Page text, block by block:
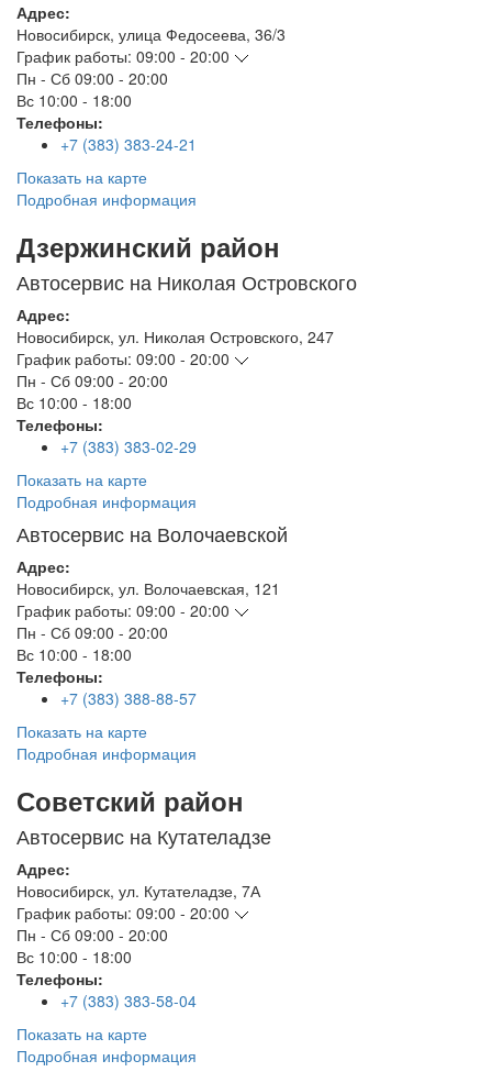
Адрес:
Новосибирск, улица Федосеева, 36/3
График работы: 09:00 - 20:00
Пн - Сб 09:00 - 20:00
Вс 10:00 - 18:00
Телефоны:
+7 (383) 383-24-21
Показать на карте
Подробная информация
Дзержинский район
Автосервис на Николая Островского
Адрес:
Новосибирск, ул. Николая Островского, 247
График работы: 09:00 - 20:00
Пн - Сб 09:00 - 20:00
Вс 10:00 - 18:00
Телефоны:
+7 (383) 383-02-29
Показать на карте
Подробная информация
Автосервис на Волочаевской
Адрес:
Новосибирск, ул. Волочаевская, 121
График работы: 09:00 - 20:00
Пн - Сб 09:00 - 20:00
Вс 10:00 - 18:00
Телефоны:
+7 (383) 388-88-57
Показать на карте
Подробная информация
Советский район
Автосервис на Кутателадзе
Адрес:
Новосибирск, ул. Кутателадзе, 7А
График работы: 09:00 - 20:00
Пн - Сб 09:00 - 20:00
Вс 10:00 - 18:00
Телефоны:
+7 (383) 383-58-04
Показать на карте
Подробная информация